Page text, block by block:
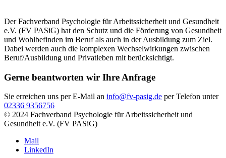
Der Fachverband Psychologie für Arbeitssicherheit und Gesundheit
e.V. (FV PASiG) hat den Schutz und die Förderung von Gesundheit
und Wohlbefinden im Beruf als auch in der Ausbildung zum Ziel.
Dabei werden auch die komplexen Wechselwirkungen zwischen
Beruf/Ausbildung und Privatleben mit berücksichtigt.
Gerne beantworten wir Ihre Anfrage
Sie erreichen uns per E-Mail an info@fv-pasig.de per Telefon unter
02336 9356756
© 2024 Fachverband Psychologie für Arbeitssicherheit und
Gesundheit e.V. (FV PASiG)
Mail
LinkedIn